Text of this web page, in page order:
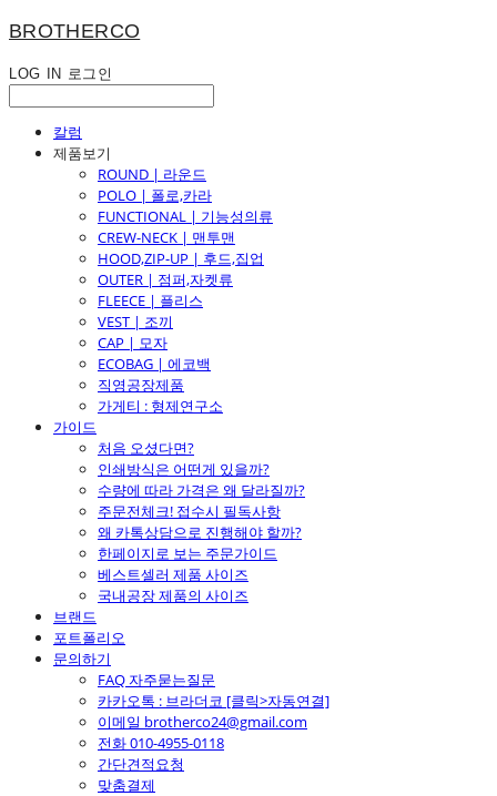
BROTHERCO
LOG IN 로그인
칼럼
제품보기
ROUND | 라운드
POLO | 폴로,카라
FUNCTIONAL | 기능성의류
CREW-NECK | 맨투맨
HOOD,ZIP-UP | 후드,집업
OUTER | 점퍼,자켓류
FLEECE | 플리스
VEST | 조끼
CAP | 모자
ECOBAG | 에코백
직영공장제품
가게티 : 형제연구소
가이드
처음 오셨다면?
인쇄방식은 어떤게 있을까?
수량에 따라 가격은 왜 달라질까?
주문전체크! 접수시 필독사항
왜 카톡상담으로 진행해야 할까?
한페이지로 보는 주문가이드
베스트셀러 제품 사이즈
국내공장 제품의 사이즈
브랜드
포트폴리오
문의하기
FAQ 자주묻는질문
카카오톡 : 브라더코 [클릭>자동연결]
이메일 brotherco24@gmail.com
전화 010-4955-0118
간단견적요청
맞춤결제